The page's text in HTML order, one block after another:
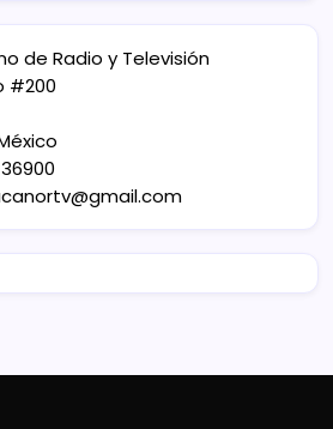
de Radio y Televisión
#200